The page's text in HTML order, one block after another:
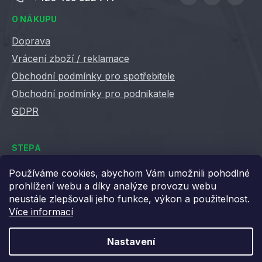
Používáme cookies, abychom Vám umožnili pohodlné
prohlížení webu a díky analýze provozu webu
neustále zlepšovali jeho funkce, výkon a použitelnost.
Více informací
Nastavení
O NÁKUPU
Doprava
Vrácení zboží / reklamace
Obchodní podmínky pro spotřebitele
Obchodní podmínky pro podnikatele
GDPR
STEPA
Kontakty
Kariéra ve Stepě
Věrnostní slevy
Blog STEPA